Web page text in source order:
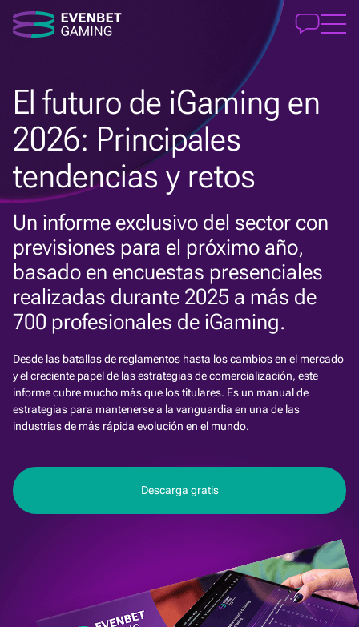
El futuro de iGaming en
2026: Principales
tendencias y retos
Un informe exclusivo del sector con
previsiones para el próximo año,
basado en encuestas presenciales
realizadas durante 2025 a más de
700 profesionales de iGaming.
Desde las batallas de reglamentos hasta los cambios en el mercado
y el creciente papel de las estrategias de comercialización, este
informe cubre mucho más que los titulares. Es un manual de
estrategias para mantenerse a la vanguardia en una de las
industrias de más rápida evolución en el mundo.
Descarga gratis